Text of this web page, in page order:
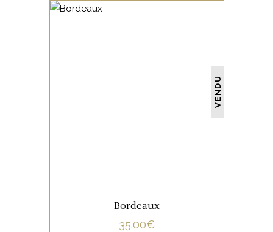
VENDU
Bordeaux
35.00€